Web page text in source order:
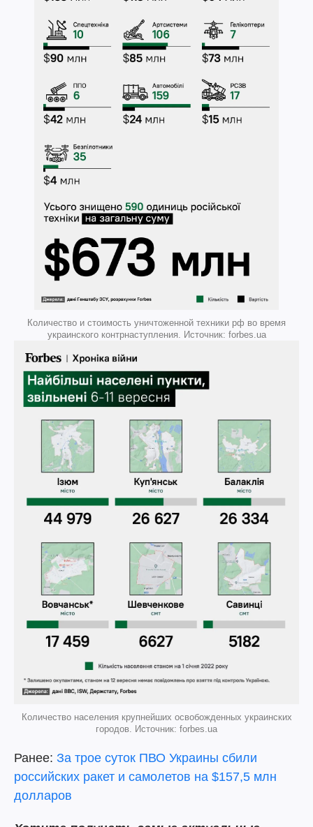
Количество и стоимость уничтоженной техники рф во время
украинского контрнаступления. Источник: forbes.ua
Количество населения крупнейших освобожденных украинских
городов. Источник: forbes.ua
Ранее: За трое суток ПВО Украины сбили
российских ракет и самолетов на $157,5 млн
долларов